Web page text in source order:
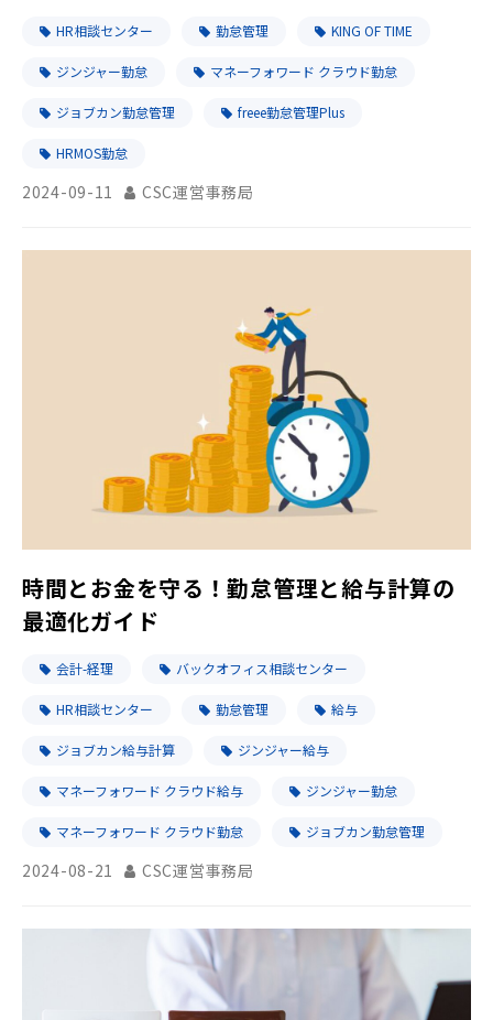
HR相談センター 勤怠管理 KING OF TIME
ジンジャー勤怠 マネーフォワード クラウド勤怠
ジョブカン勤怠管理 freee勤怠管理Plus
HRMOS勤怠
2024-09-11 CSC運営事務局
時間とお金を守る！勤怠管理と給与計算の
最適化ガイド
会計-経理 バックオフィス相談センター
HR相談センター 勤怠管理 給与
ジョブカン給与計算 ジンジャー給与
マネーフォワード クラウド給与 ジンジャー勤怠
マネーフォワード クラウド勤怠 ジョブカン勤怠管理
2024-08-21 CSC運営事務局